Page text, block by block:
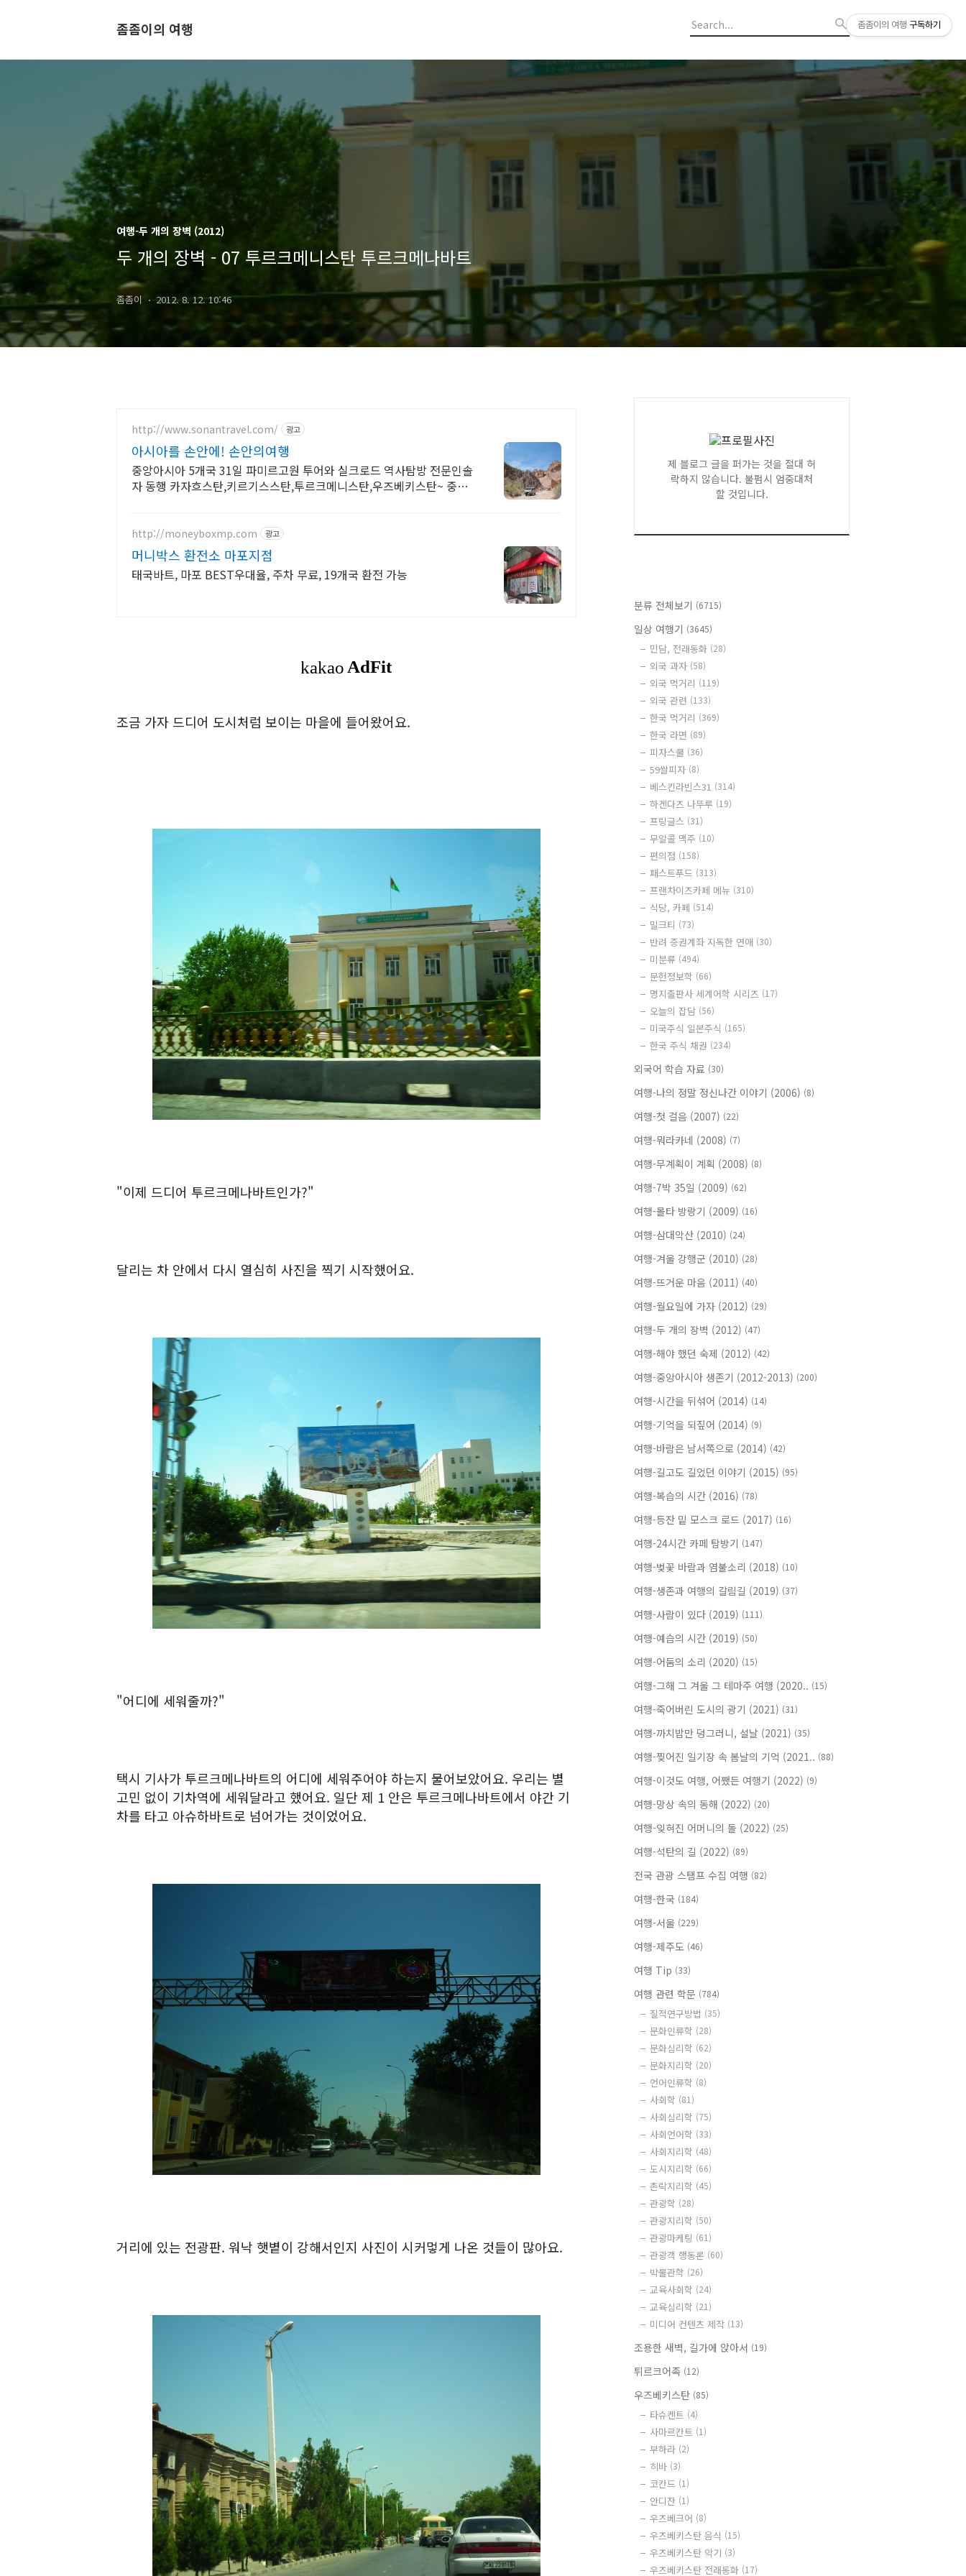
좀좀이의 여행
여행-두 개의 장벽 (2012)
두 개의 장벽 - 07 투르크메니스탄 투르크메나바트
좀좀이 2012. 8. 12. 10:46
http://www.sonantravel.com/ 광고
아시아를 손안에! 손안의여행
중앙아시아 5개국 31일 파미르고원 투어와 실크로드 역사탐방 전문인솔
자 동행 카자흐스탄,키르기스스탄,투르크메니스탄,우즈베키스탄~ 중앙
http://moneyboxmp.com 광고
머니박스 환전소 마포지점
태국바트, 마포 BEST우대율, 주차 무료, 19개국 환전 가능
조금 가자 드디어 도시처럼 보이는 마을에 들어왔어요.
"이제 드디어 투르크메나바트인가?"
달리는 차 안에서 다시 열심히 사진을 찍기 시작했어요.
"어디에 세워줄까?"
택시 기사가 투르크메나바트의 어디에 세워주어야 하는지 물어보았어요. 우리는 별
고민 없이 기차역에 세워달라고 했어요. 일단 제 1 안은 투르크메나바트에서 야간 기
차를 타고 아슈하바트로 넘어가는 것이었어요.
거리에 있는 전광판. 워낙 햇볕이 강해서인지 사진이 시커멓게 나온 것들이 많아요.
제 블로그 글을 퍼가는 것을 절대 허
락하지 않습니다. 불펌시 엄중대처
할 것입니다.
분류 전체보기 (6715)
일상 여행기 (3645)
민담, 전래동화 (28)
외국 과자 (58)
외국 먹거리 (119)
외국 관련 (133)
한국 먹거리 (369)
한국 라면 (89)
피자스쿨 (36)
59쌀피자 (8)
베스킨라빈스31 (314)
하겐다즈 나뚜루 (19)
프링글스 (31)
무알콜 맥주 (10)
편의점 (158)
패스트푸드 (313)
프랜차이즈카페 메뉴 (310)
식당, 카페 (514)
밀크티 (73)
반려 증권계좌 지독한 연애 (30)
미분류 (494)
문헌정보학 (66)
명지출판사 세계어학 시리즈 (17)
오늘의 잡담 (56)
미국주식 일본주식 (165)
한국 주식 채권 (234)
외국어 학습 자료 (30)
여행-나의 정말 정신나간 이야기 (2006) (8)
여행-첫 걸음 (2007) (22)
여행-뭐라카네 (2008) (7)
여행-무계획이 계획 (2008) (8)
여행-7박 35일 (2009) (62)
여행-몰타 방랑기 (2009) (16)
여행-삼대악산 (2010) (24)
여행-겨울 강행군 (2010) (28)
여행-뜨거운 마음 (2011) (40)
여행-월요일에 가자 (2012) (29)
여행-두 개의 장벽 (2012) (47)
여행-해야 했던 숙제 (2012) (42)
여행-중앙아시아 생존기 (2012-2013) (200)
여행-시간을 뒤섞어 (2014) (14)
여행-기억을 되짚어 (2014) (9)
여행-바람은 남서쪽으로 (2014) (42)
여행-길고도 길었던 이야기 (2015) (95)
여행-복습의 시간 (2016) (78)
여행-등잔 밑 모스크 로드 (2017) (16)
여행-24시간 카페 탐방기 (147)
여행-벚꽃 바람과 염불소리 (2018) (10)
여행-생존과 여행의 갈림길 (2019) (37)
여행-사람이 있다 (2019) (111)
여행-예습의 시간 (2019) (50)
여행-어둠의 소리 (2020) (15)
여행-그해 그 겨울 그 테마주 여행 (2020.. (15)
여행-죽어버린 도시의 광기 (2021) (31)
여행-까치밥만 덩그러니, 설날 (2021) (35)
여행-찢어진 일기장 속 봄날의 기억 (2021.. (88)
여행-이것도 여행, 어쨌든 여행기 (2022) (9)
여행-망상 속의 동해 (2022) (20)
여행-잊혀진 어머니의 돌 (2022) (25)
여행-석탄의 길 (2022) (89)
전국 관광 스탬프 수집 여행 (82)
여행-한국 (184)
여행-서울 (229)
여행-제주도 (46)
여행 Tip (33)
여행 관련 학문 (784)
질적연구방법 (35)
문화인류학 (28)
문화심리학 (62)
문화지리학 (20)
언어인류학 (8)
사회학 (81)
사회심리학 (75)
사회언어학 (33)
사회지리학 (48)
도시지리학 (66)
촌락지리학 (45)
관광학 (28)
관광지리학 (50)
관광마케팅 (61)
관광객 행동론 (60)
박물관학 (26)
교육사회학 (24)
교육심리학 (21)
미디어 컨텐츠 제작 (13)
조용한 새벽, 길가에 앉아서 (19)
튀르크어족 (12)
우즈베키스탄 (85)
타슈켄트 (4)
사마르칸트 (1)
부하라 (2)
히바 (3)
코칸드 (1)
안디잔 (1)
우즈베크어 (8)
우즈베키스탄 음식 (15)
우즈베키스탄 악기 (3)
우즈베키스탄 전래동화 (17)
좀좀이의 여행 구독하기